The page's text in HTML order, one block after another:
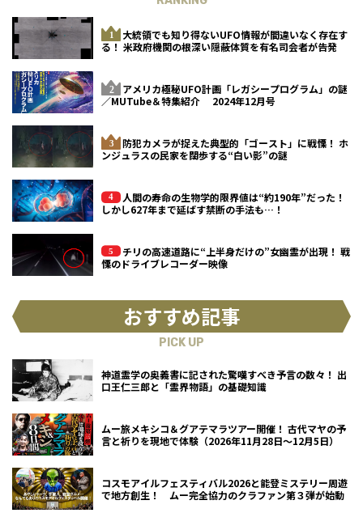
大統領でも知り得ないUFO情報が間違いなく存在す
る！ 米政府機関の根深い隠蔽体質を有名司会者が告発
アメリカ極秘UFO計画「レガシープログラム」の謎
／MUTube＆特集紹介 2024年12月号
防犯カメラが捉えた典型的「ゴースト」に戦慄！ ホ
ンジュラスの民家を闊歩する“白い影”の謎
人間の寿命の生物学的限界値は“約190年”だった！
しかし627年まで延ばす禁断の手法も…！
チリの高速道路に“上半身だけの”女幽霊が出現！ 戦
慄のドライブレコーダー映像
おすすめ記事
PICK UP
神道霊学の奥義書に記された驚嘆すべき予言の数々！ 出
口王仁三郎と「霊界物語」の基礎知識
ムー旅メキシコ＆グアテマラツアー開催！ 古代マヤの予
言と祈りを現地で体験（2026年11月28日～12月5日）
コスモアイルフェスティバル2026と能登ミステリー周遊
で地方創生！ ムー完全協力のクラファン第３弾が始動